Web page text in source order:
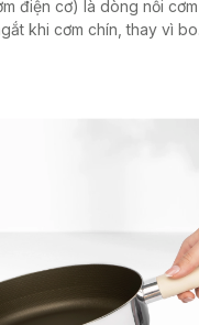
điện cơ) là dòng nồi
khi cơm chín, thay vì